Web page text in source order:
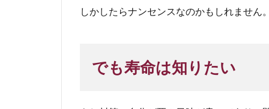
しかしたらナンセンスなのかもしれません
でも寿命は知りたい